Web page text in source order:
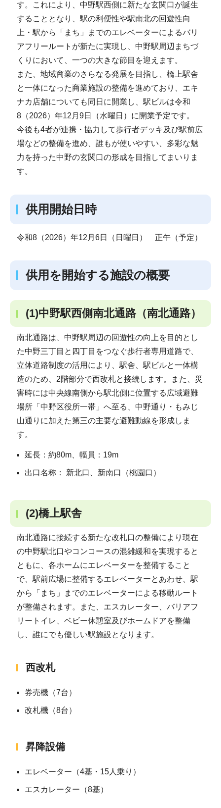
す。これにより、中野駅西側に新たな玄関口が誕生
することとなり、駅の利便性や駅南北の回遊性向
上・駅から「まち」までのエレベーターによるバリ
アフリールートが新たに実現し、中野駅周辺まちづ
くりにおいて、一つの大きな節目を迎えます。
また、地域商業のさらなる発展を目指し、橋上駅舎
と一体になった商業施設の整備を進めており、エキ
ナカ店舗についても同日に開業し、駅ビルは令和
8（2026）年12月9日（水曜日）に開業予定です。
今後も4者が連携・協力して歩行者デッキ及び駅前広
場などの整備を進め、誰もが使いやすい、多彩な魅
力を持った中野の玄関口の形成を目指してまいりま
す。
供用開始日時
令和8（2026）年12月6日（日曜日） 正午（予定）
供用を開始する施設の概要
(1)中野駅西側南北通路（南北通路）
南北通路は、中野駅周辺の回遊性の向上を目的とし
た中野三丁目と四丁目をつなぐ歩行者専用道路で、
立体道路制度の活用により、駅舎、駅ビルと一体構
造のため、2階部分で西改札と接続します。また、災
害時には中央線南側から駅北側に位置する広域避難
場所「中野区役所一帯」へ至る、中野通り・もみじ
山通りに加えた第三の主要な避難動線を形成しま
す。
延長：約80m、幅員：19m
出口名称： 新北口、新南口（桃園口）
(2)橋上駅舎
南北通路に接続する新たな改札口の整備により現在
の中野駅北口やコンコースの混雑緩和を実現すると
ともに、各ホームにエレベーターを整備すること
で、駅前広場に整備するエレベーターとあわせ、駅
から「まち」までのエレベーターによる移動ルート
が整備されます。また、エスカレーター、バリアフ
リートイレ、ベビー休憩室及びホームドアを整備
し、誰にでも優しい駅施設となります。
西改札
券売機（7台）
改札機（8台）
昇降設備
エレベーター（4基・15人乗り）
エスカレーター（8基）